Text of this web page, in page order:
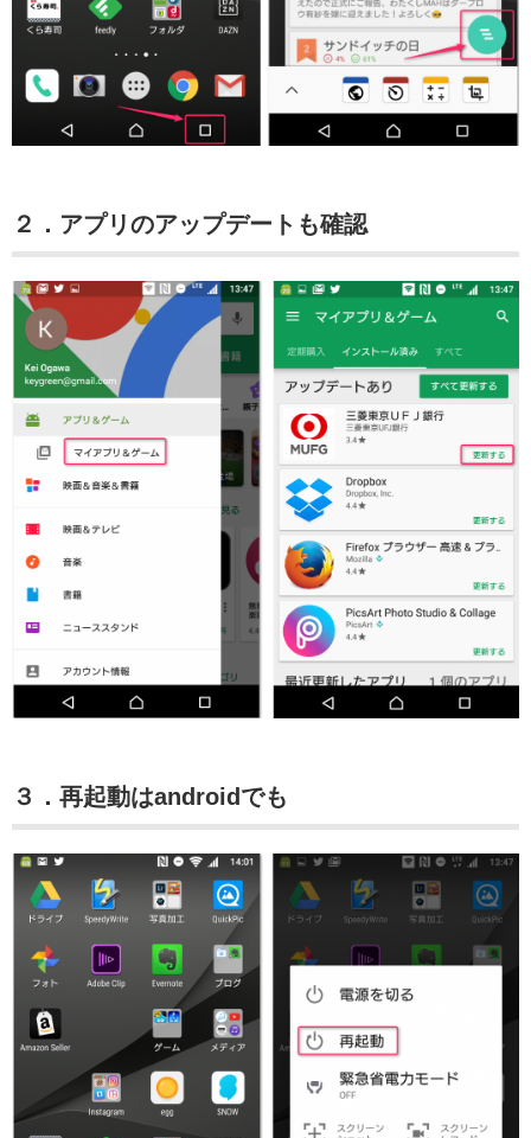
２．アプリのアップデートも確認
３．再起動はandroidでも